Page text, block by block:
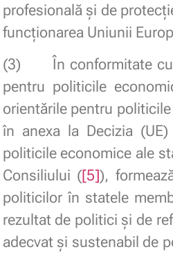
profesională și de
funcționarea Uniunii
(3) În conformitate cu
pentru politicile
orientările pentru
în anexa la Decizia
politicile economice ale
Consiliului ([5]),
politicilor în statele
rezultat de politici și de
adecvat și sustenabil de